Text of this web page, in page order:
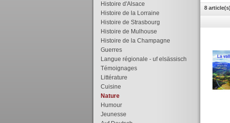
8 article(s)
Histoire d'Alsace
Histoire de la Lorraine
Histoire de Strasbourg
Histoire de Mulhouse
Histoire de la Champagne
Guerres
Langue régionale - uf elsässisch
Témoignages
Littérature
Cuisine
Nature
Humour
Jeunesse